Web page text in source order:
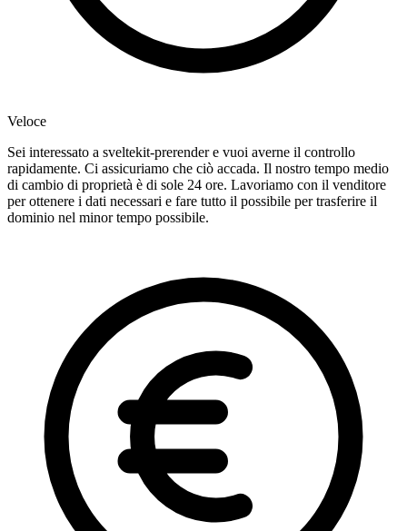
Veloce
Sei interessato a sveltekit-prerender e vuoi averne il controllo
rapidamente. Ci assicuriamo che ciò accada. Il nostro tempo medio
di cambio di proprietà è di sole 24 ore. Lavoriamo con il venditore
per ottenere i dati necessari e fare tutto il possibile per trasferire il
dominio nel minor tempo possibile.